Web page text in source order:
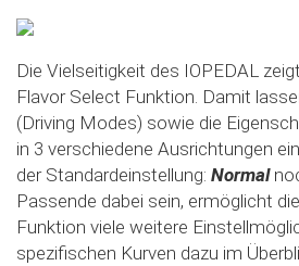
Die Vielseitigkeit des IOPEDAL
Flavor Select Funktion. Damit
(Driving Modes) sowie die
in 3 verschiedene Ausrichtungen
der Standardeinstellung: Normal
Passende dabei sein, ermöglicht
Funktion viele weitere
spezifischen Kurven dazu im